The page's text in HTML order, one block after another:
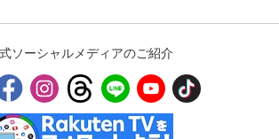
現在獲得済みのお得なクーポンを確認でき
レンタル、購入、定額見放題の購入履歴の
確認が可能です。こちらから視聴いただく
ソーシャルメディアのご紹介